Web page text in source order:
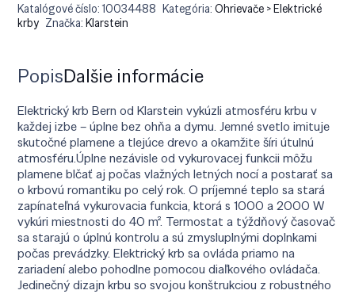
Katalógové číslo:10034488 Kategória:Ohrievače > Elektrické
krby Značka:Klarstein
PopisĎalšie informácie
Elektrický krb Bern od Klarstein vykúzli atmosféru krbu v
každej izbe – úplne bez ohňa a dymu. Jemné svetlo imituje
skutočné plamene a tlejúce drevo a okamžite šíri útulnú
atmosféru.Úplne nezávisle od vykurovacej funkcii môžu
plamene blčať aj počas vlažných letných nocí a postarať sa
o krbovú romantiku po celý rok. O príjemné teplo sa stará
zapínateľná vykurovacia funkcia, ktorá s 1000 a 2000 W
vykúri miestnosti do 40 m². Termostat a týždňový časovač
sa starajú o úplnú kontrolu a sú zmysluplnými doplnkami
počas prevádzky. Elektrický krb sa ovláda priamo na
zariadení alebo pohodlne pomocou diaľkového ovládača.
Jedinečný dizajn krbu so svojou konštrukciou z robustného